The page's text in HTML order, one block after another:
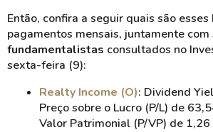
Então, confira a seguir quais são esses
pagamentos mensais, juntamente com
fundamentalistas consultados no
sexta-feira (9):
Realty Income (O): Dividend
Preço sobre o Lucro (P/L) de
Valor Patrimonial (P/VP) de